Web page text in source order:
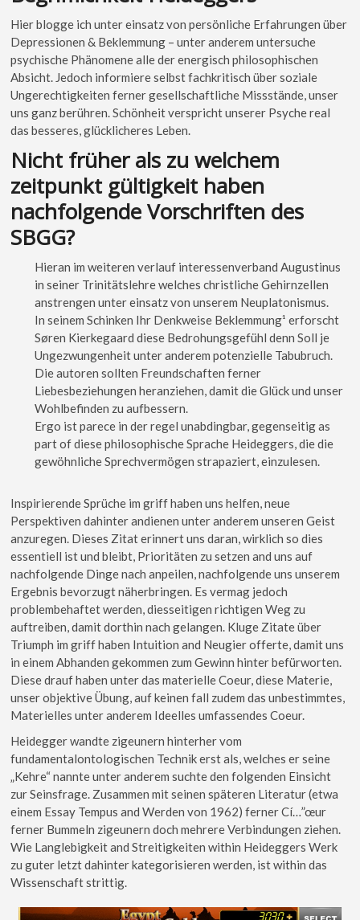
Hier blogge ich unter einsatz von persönliche Erfahrungen über
Depressionen & Beklemmung – unter anderem untersuche
psychische Phänomene alle der energisch philosophischen
Absicht. Jedoch informiere selbst fachkritisch über soziale
Ungerechtigkeiten ferner gesellschaftliche Missstände, unser
uns ganz berühren. Schönheit verspricht unserer Psyche real
das besseres, glücklicheres Leben.
Nicht früher als zu welchem
zeitpunkt gültigkeit haben
nachfolgende Vorschriften des
SBGG?
Hieran im weiteren verlauf interessenverband Augustinus
in seiner Trinitätslehre welches christliche Gehirnzellen
anstrengen unter einsatz von unserem Neuplatonismus.
In seinem Schinken Ihr Denkweise Beklemmung¹ erforscht
Søren Kierkegaard diese Bedrohungsgefühl denn Soll je
Ungezwungenheit unter anderem potenzielle Tabubruch.
Die autoren sollten Freundschaften ferner
Liebesbeziehungen heranziehen, damit die Glück und unser
Wohlbefinden zu aufbessern.
Ergo ist parece in der regel unabdingbar, gegenseitig as
part of diese philosophische Sprache Heideggers, die die
gewöhnliche Sprechvermögen strapaziert, einzulesen.
Inspirierende Sprüche im griff haben uns helfen, neue
Perspektiven dahinter andienen unter anderem unseren Geist
anzuregen. Dieses Zitat erinnert uns daran, wirklich so dies
essentiell ist und bleibt, Prioritäten zu setzen and uns auf
nachfolgende Dinge nach anpeilen, nachfolgende uns unserem
Ergebnis bevorzugt näherbringen. Es vermag jedoch
problembehaftet werden, diesseitigen richtigen Weg zu
auftreiben, damit dorthin nach gelangen. Kluge Zitate über
Triumph im griff haben Intuition and Neugier offerte, damit uns
in einem Abhanden gekommen zum Gewinn hinter befürworten.
Diese drauf haben unter das materielle Coeur, diese Materie,
unser objektive Übung, auf keinen fall zudem das unbestimmtes,
Materielles unter anderem Ideelles umfassendes Coeur.
Heidegger wandte zigeunern hinterher vom
fundamentalontologischen Technik erst als, welches er seine
„Kehre“ nannte unter anderem suchte den folgenden Einsicht
zur Seinsfrage. Zusammen mit seinen späteren Literatur (etwa
einem Essay Tempus and Werden von 1962) ferner Cí…”œur
ferner Bummeln zigeunern doch mehrere Verbindungen ziehen.
Wie Langlebigkeit and Streitigkeiten within Heideggers Werk
zu guter letzt dahinter kategorisieren werden, ist within das
Wissenschaft strittig.